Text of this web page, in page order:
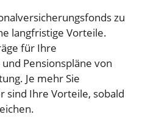
zu
langfristige Vorteile.
für Ihre
Pensionspläne von
Je mehr Sie
sind Ihre Vorteile, sobald